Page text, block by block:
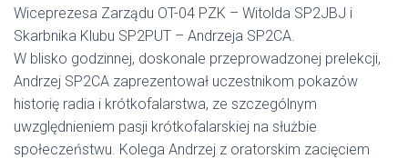
Wiceprezesa Zarządu OT-04 PZK – Witolda SP2JBJ i
Skarbnika Klubu SP2PUT – Andrzeja SP2CA.
W blisko godzinnej, doskonale przeprowadzonej prelekcji,
Andrzej SP2CA zaprezentował uczestnikom pokazów
historię radia i krótkofalarstwa, ze szczególnym
uwzględnieniem pasji krótkofalarskiej na służbie
społeczeństwu. Kolega Andrzej z oratorskim zacięciem